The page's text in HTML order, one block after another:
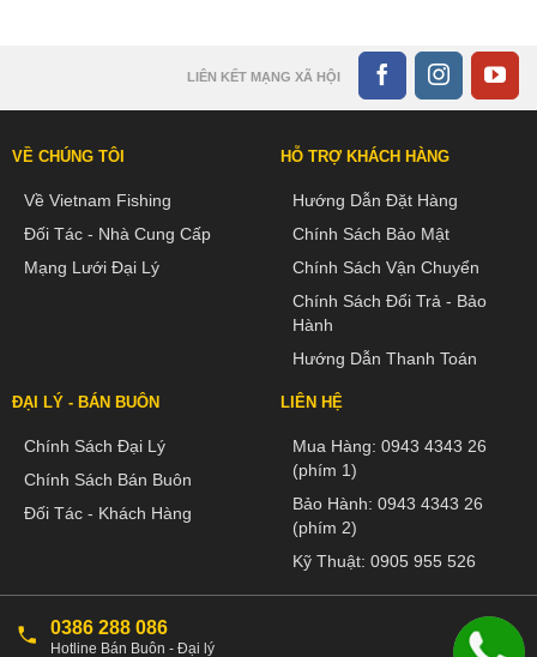
LIÊN KẾT MẠNG XÃ HỘI
VỀ CHÚNG TÔI
Về Vietnam Fishing
Đối Tác - Nhà Cung Cấp
Mạng Lưới Đại Lý
HỖ TRỢ KHÁCH HÀNG
Hướng Dẫn Đặt Hàng
Chính Sách Bảo Mật
Chính Sách Vận Chuyển
Chính Sách Đổi Trả - Bảo
Hành
Hướng Dẫn Thanh Toán
ĐẠI LÝ - BÁN BUÔN
Chính Sách Đại Lý
Chính Sách Bán Buôn
Đối Tác - Khách Hàng
LIÊN HỆ
Mua Hàng: 0943 4343 26
(phím 1)
Bảo Hành: 0943 4343 26
(phím 2)
Kỹ Thuật: 0905 955 526
0386 288 086
Hotline Bán Buôn - Đại lý